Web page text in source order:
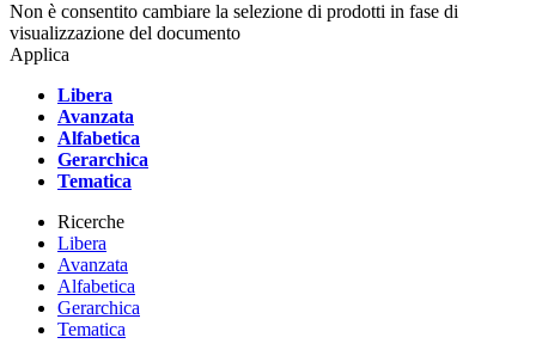
Non è consentito cambiare la selezione di prodotti in fase di
visualizzazione del documento
Applica
Libera
Avanzata
Alfabetica
Gerarchica
Tematica
Ricerche
Libera
Avanzata
Alfabetica
Gerarchica
Tematica